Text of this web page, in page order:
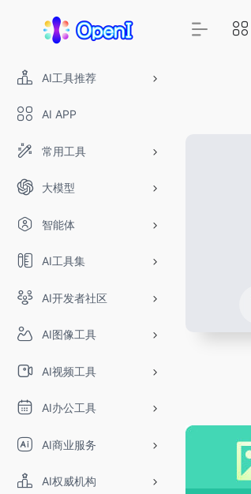
AI工具推荐
AI APP
常用工具
大模型
智能体
AI工具集
AI开发者社区
AI图像工具
AI视频工具
AI办公工具
AI商业服务
AI权威机构